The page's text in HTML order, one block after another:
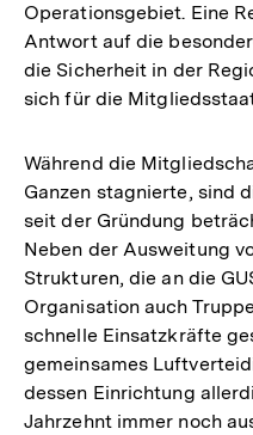
Operationsgebiet. Eine
Antwort auf die
die Sicherheit in der
sich für die
Während die
Ganzen stagnierte, sind
seit der Gründung
Neben der Ausweitung
Strukturen, die an die
Organisation auch
schnelle Einsatzkräfte
gemeinsames
dessen Einrichtung
Jahrzehnt immer noch